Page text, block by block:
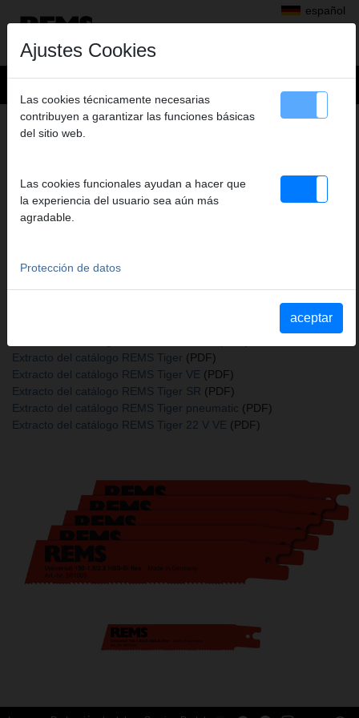
español
Productos>Serrar>Hojas de sierra universal REMS
> REMS Hoja de sierra universal
150-1,8/2,5, 5UDS
Art. nº. 561005 R05
für alle Sägearbeiten
Katalogauszüge
Extracto del catálogo Hojas de sierra universal REMS(PDF)
Extracto del catálogo REMS Tiger (PDF)
Extracto del catálogo REMS Tiger VE (PDF)
Extracto del catálogo REMS Tiger SR (PDF)
Extracto del catálogo REMS Tiger pneumatic (PDF)
Extracto del catálogo REMS Tiger 22 V VE (PDF)
Ajustes Cookies
Las cookies técnicamente necesarias
contribuyen a garantizar las funciones básicas
del sitio web.
Las cookies funcionales ayudan a hacer que
la experiencia del usuario sea aún más
agradable.
Protección de datos
aceptar